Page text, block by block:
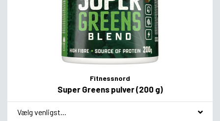
Fitnessnord
Super Greens pulver (200 g)
* Smagsvariant